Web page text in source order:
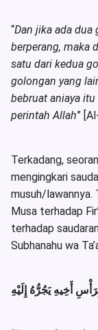
“Dan jika ada
berperang, maka
satu dari kedua
golongan yang
bebruat aniaya
perintah Allah”
Terkadang,
mengingkari
musuh/lawannya.
Musa terhadap
terhadap
Subhanahu wa
أَخِيهِ يَجُرُّهُ إِلَيْهِ